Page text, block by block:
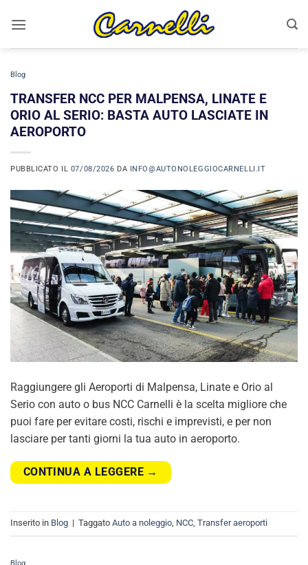
Blog
TRANSFER NCC PER MALPENSA, LINATE E
ORIO AL SERIO: BASTA AUTO LASCIATE IN
AEROPORTO
PUBBLICATO IL 07/08/2026 DA INFO@AUTONOLEGGIOCARNELLI.IT
Raggiungere gli Aeroporti di Malpensa, Linate e Orio al
Serio con auto o bus NCC Carnelli è la scelta migliore che
puoi fare per evitare costi, rischi e imprevisti, e per non
lasciare per tanti giorni la tua auto in aeroporto.
CONTINUA A LEGGERE →
Inserito in Blog | Taggato Auto a noleggio, NCC, Transfer aeroporti